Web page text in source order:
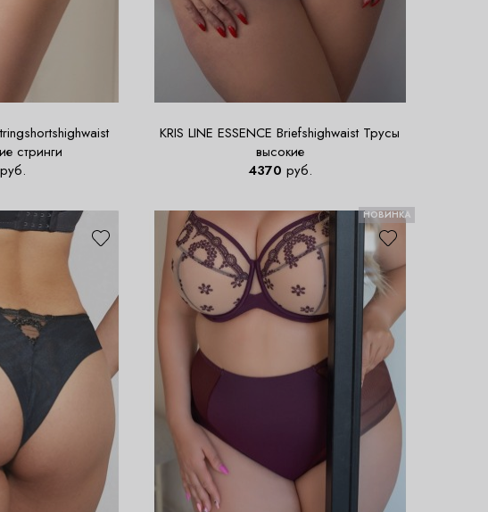
стринги
руб.
KRIS LINE ESSENCE Briefshighwaist Трусы
высокие
4370 руб.
НОВИНКА